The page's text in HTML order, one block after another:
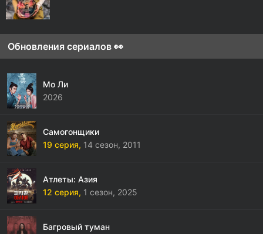
Обновления сериалов 👀
Мо Ли
2026
Самогонщики
19 серия, 14 сезон, 2011
Атлеты: Азия
12 серия, 1 сезон, 2025
Багровый туман